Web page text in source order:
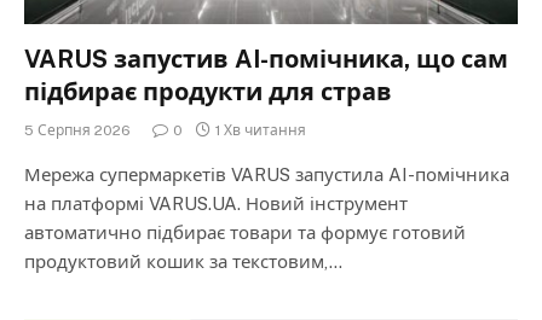
VARUS запустив AI-помічника, що сам
підбирає продукти для страв
5 Серпня 2026 0 1 Хв читання
Мережа супермаркетів VARUS запустила AI-помічника
на платформі VARUS.UA. Новий інструмент
автоматично підбирає товари та формує готовий
продуктовий кошик за текстовим,…